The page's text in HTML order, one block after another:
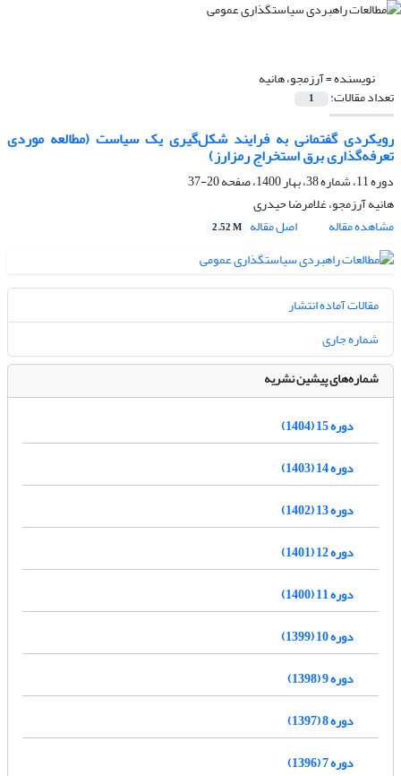
نویسنده =آرزمجو، هانیه
تعداد مقالات: 1
رویکردی گفتمانی به فرایند شکل‌گیری یک سیاست ‌(مطالعه موردی
تعرفه‌گذاری برق استخراج رمزارز)
دوره 11، شماره 38، بهار 1400، صفحه
20-37
هانیه آرزمجو، غلامرضا حیدری
مشاهده مقاله
اصل مقاله 2.52 M
مقالات آماده انتشار
شماره جاری
شماره‌های پیشین نشریه
دوره 15 (1404)
دوره 14 (1403)
دوره 13 (1402)
دوره 12 (1401)
دوره 11 (1400)
دوره 10 (1399)
دوره 9 (1398)
دوره 8 (1397)
دوره 7 (1396)